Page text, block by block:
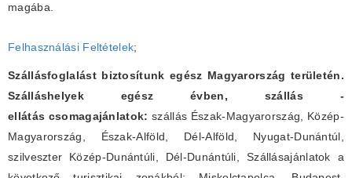
magába.
Felhasználási Feltételek;
Szállásfoglalást biztosítunk egész Magyarország területén.
Szálláshelyek egész évben, szállás -
ellátás csomagajánlatok: szállás Észak-Magyarország, Közép-
Magyarország, Észak-Alföld, Dél-Alföld, Nyugat-Dunántúl,
szilveszter Közép-Dunántúli, Dél-Dunántúli, Szállásajánlatok a